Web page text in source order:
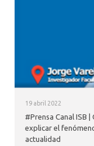
19 abril 2022
#Prensa Canal ISB
explicar el
actualidad